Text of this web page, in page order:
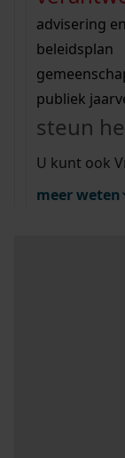
beeld en
uitleg
Wij helpen u
bekijk alle
Wij helpen u
bekijk alle
bekijk ons
advisering
beleidsplan
publiek
steun
U kunt ook
meer weten
Mijn Studiezaal